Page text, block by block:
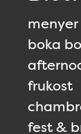
menyer
boka
frukost
fest &